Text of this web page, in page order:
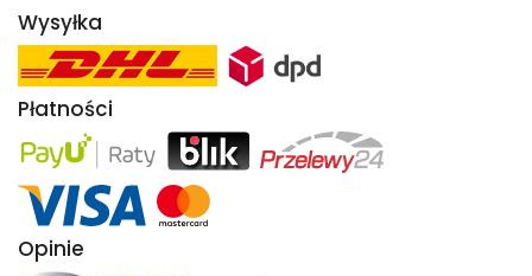
Wysyłka
Płatności
Opinie